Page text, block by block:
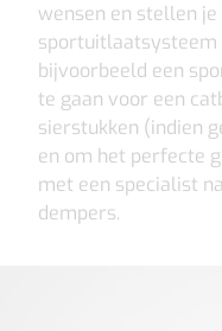
wensen en stellen
sportuitlaatsysteem
bijvoorbeeld een
te gaan voor een
sierstukken (indien
en om het perfecte
met een specialist
dempers.